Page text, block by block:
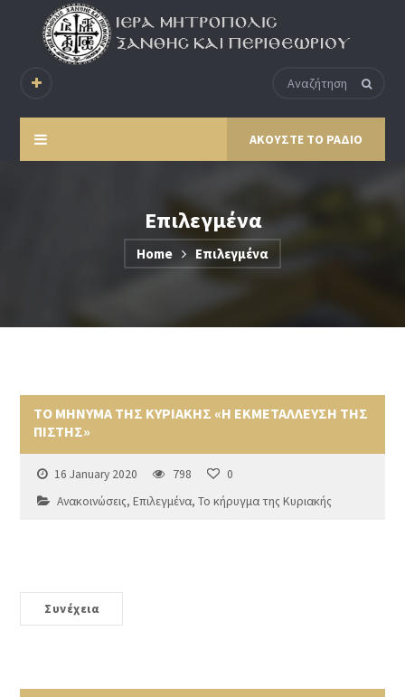
ΑΚΟΥΣΤΕ ΤΟ ΡΑΔΙΟ
Επιλεγμένα
Home Επιλεγμένα
ΤΟ ΜΗΝΥΜΑ ΤΗΣ ΚΥΡΙΑΚΗΣ «Η ΕΚΜΕΤΑΛΛΕΥΣΗ ΤΗΣ
ΠΙΣΤΗΣ»
16 January 2020 798
0
Ανακοινώσεις,Επιλεγμένα,Το κήρυγμα της Κυριακής
Συνέχεια